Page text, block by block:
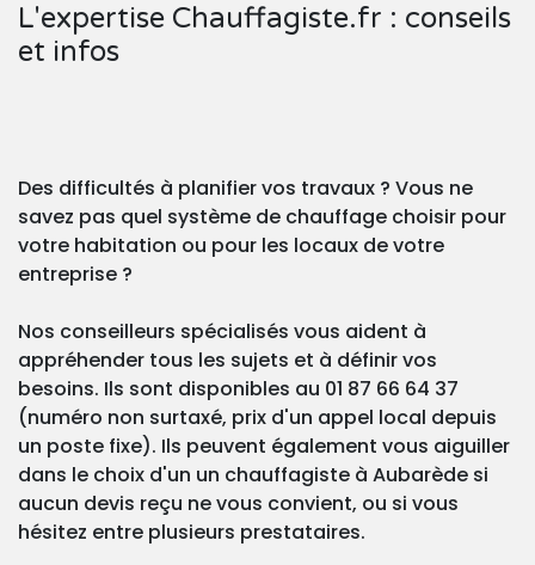
L'expertise Chauffagiste.fr : conseils
et infos
Des difficultés à planifier vos travaux ? Vous ne
savez pas quel système de chauffage choisir pour
votre habitation ou pour les locaux de votre
entreprise ?
Nos conseilleurs spécialisés vous aident à
appréhender tous les sujets et à définir vos
besoins. Ils sont disponibles au 01 87 66 64 37
(numéro non surtaxé, prix d'un appel local depuis
un poste fixe). Ils peuvent également vous aiguiller
dans le choix d'un un chauffagiste à Aubarède si
aucun devis reçu ne vous convient, ou si vous
hésitez entre plusieurs prestataires.